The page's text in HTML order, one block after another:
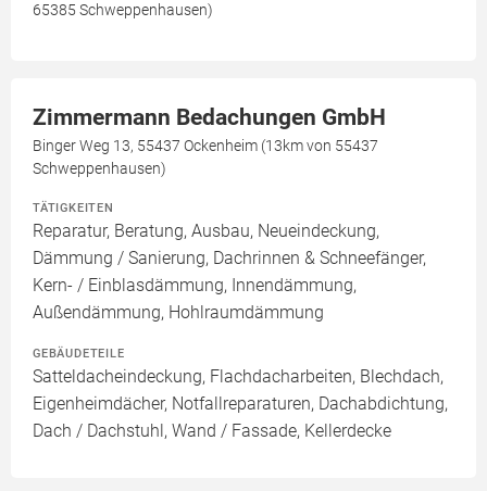
65385 Schweppenhausen)
Zimmermann Bedachungen GmbH
Binger Weg 13, 55437 Ockenheim (13km von 55437
Schweppenhausen)
TÄTIGKEITEN
Reparatur, Beratung, Ausbau, Neueindeckung,
Dämmung / Sanierung, Dachrinnen & Schneefänger,
Kern- / Einblasdämmung, Innendämmung,
Außendämmung, Hohlraumdämmung
GEBÄUDETEILE
Satteldacheindeckung, Flachdacharbeiten, Blechdach,
Eigenheimdächer, Notfallreparaturen, Dachabdichtung,
Dach / Dachstuhl, Wand / Fassade, Kellerdecke